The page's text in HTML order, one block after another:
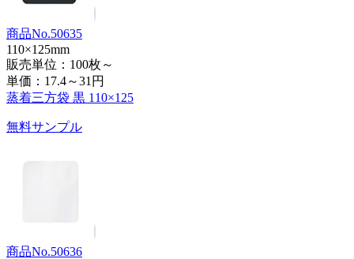
商品No.50635
110×125mm
販売単位：100枚～
単価： 17.4～31円
蒸着三方袋 黒 110×125
無料サンプル
商品No.50636